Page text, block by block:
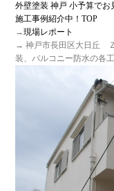
外壁塗装 神戸 小予算で
施工事例紹介中！TOP
→現場レポート
→ 神戸市長田区大日丘
装、バルコニー防水の各